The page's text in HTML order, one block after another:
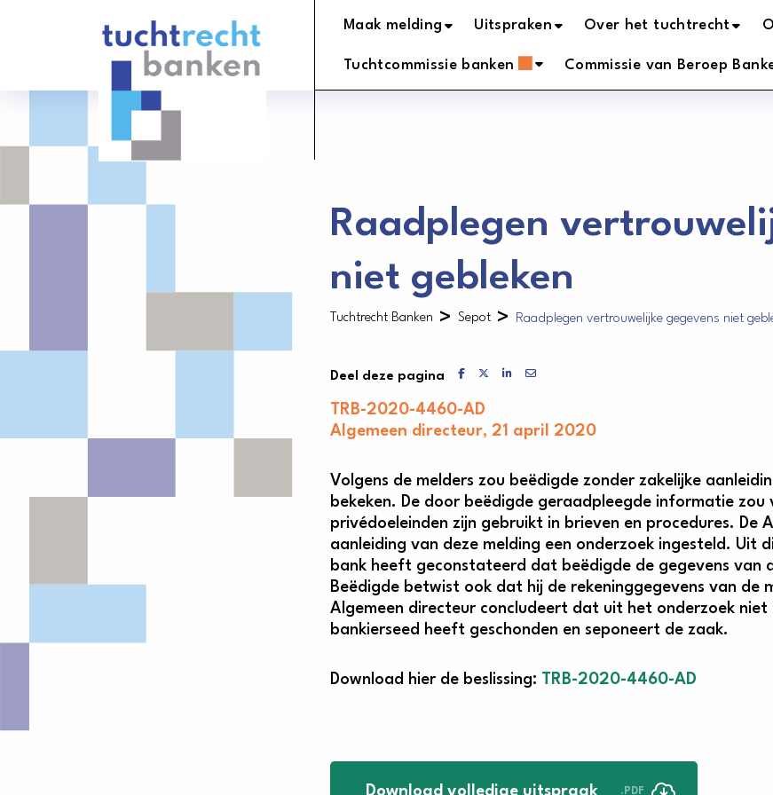
logo
Maak melding Uitspraken Over het tuchtrecht
Tuchtcommissie banken Commissie van Beroep
Raadplegen
niet gebleken
Tuchtrecht Banken > Sepot > Raadplegen vertrouwelijke gegevens niet
Deel deze pagina Delen via Facebook
Delen via X
Delen via LinkedIn
TRB-2020-4460-AD
Algemeen directeur, 21 april 2020
Volgens de melders zou beëdigde zonder zakelijke
bekeken. De door beëdigde geraadpleegde informatie
privédoeleinden zijn gebruikt in brieven en procedures. De
aanleiding van deze melding een onderzoek ingesteld. Uit
bank heeft geconstateerd dat beëdigde de gegevens van
Beëdigde betwist ook dat hij de rekeninggegevens van de
Algemeen directeur concludeert dat uit het onderzoek niet
bankierseed heeft geschonden en seponeert de zaak.
Download hier de beslissing: TRB-2020-4460-AD
Download volledige uitspraak .PDF